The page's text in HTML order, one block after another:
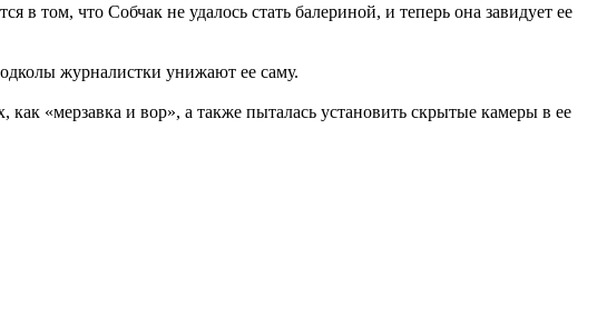
том, что Собчак не удалось стать балериной, и теперь она завидует ее
журналистки унижают ее саму.
«мерзавка и вор», а также пыталась установить скрытые камеры в ее